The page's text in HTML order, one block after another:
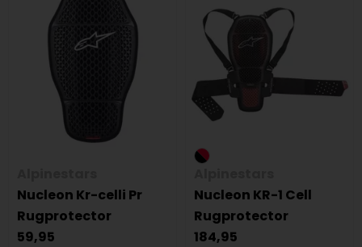
Nucleon Kr-celli Pr
Rugprotector
59,95
Nucleon KR-1 Cell
Rugprotector
184,95